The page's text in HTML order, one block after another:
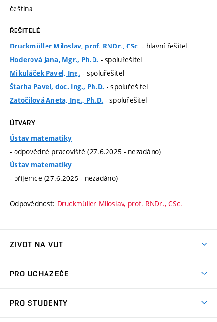
čeština
ŘEŠITELÉ
Druckmüller Miloslav, prof. RNDr., CSc. - hlavní řešitel
Hoderová Jana, Mgr., Ph.D. - spoluřešitel
Mikuláček Pavel, Ing. - spoluřešitel
Štarha Pavel, doc. Ing., Ph.D. - spoluřešitel
Zatočilová Aneta, Ing., Ph.D. - spoluřešitel
ÚTVARY
Ústav matematiky
- odpovědné pracoviště (27.6.2025 - nezadáno)
Ústav matematiky
- příjemce (27.6.2025 - nezadáno)
Odpovědnost: Druckmüller Miloslav, prof. RNDr., CSc.
ŽIVOT NA VUT
Koleje
PRO UCHAZEČE
PRO STUDENTY